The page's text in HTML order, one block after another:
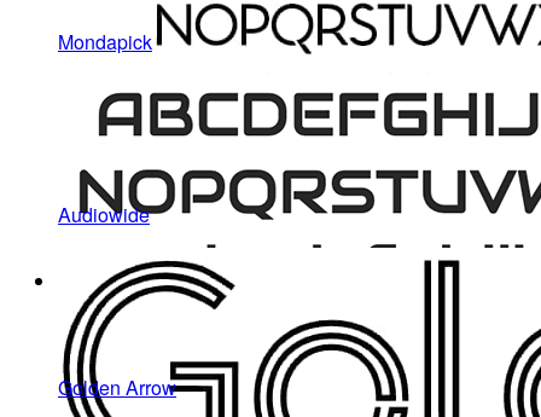
Mondapick
Audiowide
Golden Arrow